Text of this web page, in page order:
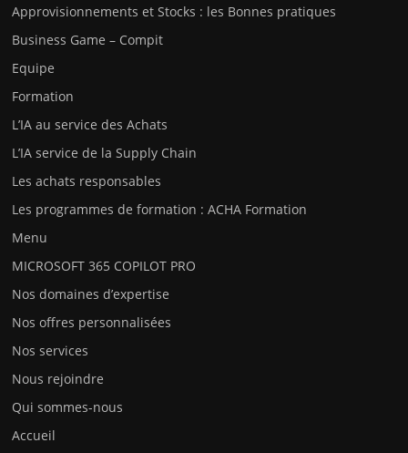
Approvisionnements et Stocks : les Bonnes pratiques
Business Game – Compit
Equipe
Formation
L’IA au service des Achats
L’IA service de la Supply Chain
Les achats responsables
Les programmes de formation : ACHA Formation
Menu
MICROSOFT 365 COPILOT PRO
Nos domaines d’expertise
Nos offres personnalisées
Nos services
Nous rejoindre
Qui sommes-nous
Accueil